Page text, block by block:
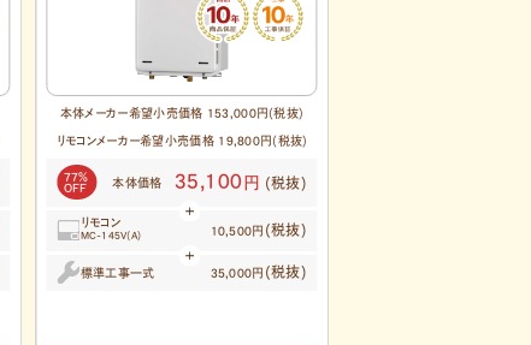
本体メーカー希望小売価格 156,700円(税抜)
リモコンメーカー希望小売価格 17,500円(税抜)
81％
OFF
本体価格 29,700 円 (税抜)
リモコン
MC-150V 8,700円 (税抜)
標準工事一式 35,000円 (税抜)